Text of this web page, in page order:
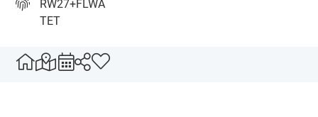
RW27+FLWA
TET